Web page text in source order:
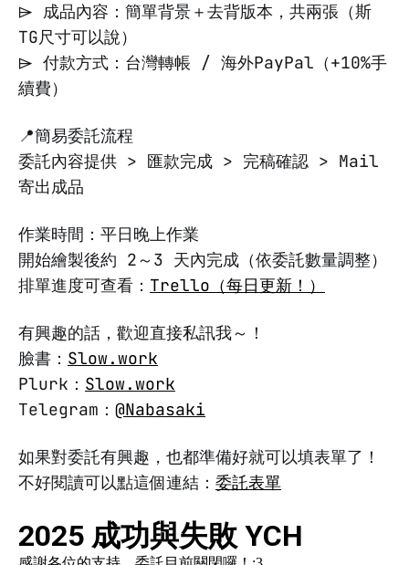
⌲ 成品內容：簡單背景＋去背版本，共兩張（斯
TG尺寸可以說）
⌲ 付款方式：台灣轉帳 / 海外PayPal（+10%手
續費）
📍簡易委託流程
委託內容提供 > 匯款完成 > 完稿確認 > Mail
寄出成品
作業時間：平日晚上作業
開始繪製後約 2～3 天內完成（依委託數量調整）
排單進度可查看： Trello（每日更新！）
有興趣的話，歡迎直接私訊我～！
臉書： Slow.work
Plurk： Slow.work
Telegram： @Nabasaki
如果對委託有興趣，也都準備好就可以填表單了！
不好閱讀可以點這個連結： 委託表單